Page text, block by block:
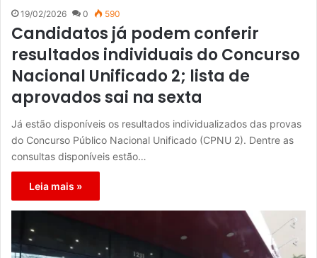
19/02/2026 0 590
Candidatos já podem conferir
resultados individuais do Concurso
Nacional Unificado 2; lista de
aprovados sai na sexta
Já estão disponíveis os resultados individualizados das provas
do Concurso Público Nacional Unificado (CPNU 2). Dentre as
consultas disponíveis estão…
Leia mais »